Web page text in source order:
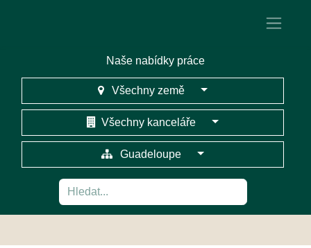
Naše nabídky práce
Všechny země
Všechny kanceláře
Guadeloupe